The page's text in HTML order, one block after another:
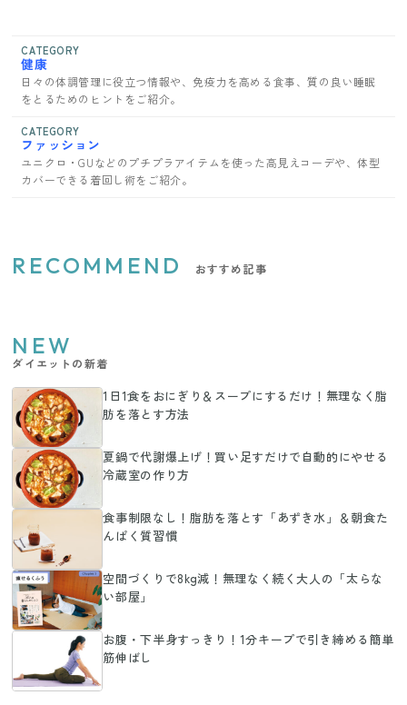
CATEGORY
健康
日々の体調管理に役立つ情報や、免疫力を高める食事、質の良い睡眠
をとるためのヒントをご紹介。
CATEGORY
ファッション
ユニクロ・GUなどのプチプラアイテムを使った高見えコーデや、体型
カバーできる着回し術をご紹介。
RECOMMEND おすすめ記事
NEW
ダイエットの新着
1日1食をおにぎり＆スープにするだけ！無理なく脂
肪を落とす方法
夏鍋で代謝爆上げ！買い足すだけで自動的にやせる
冷蔵室の作り方
食事制限なし！脂肪を落とす「あずき水」＆朝食た
んぱく質習慣
空間づくりで8kg減！無理なく続く大人の「太らな
い部屋」
お腹・下半身すっきり！1分キープで引き締める簡単
筋伸ばし